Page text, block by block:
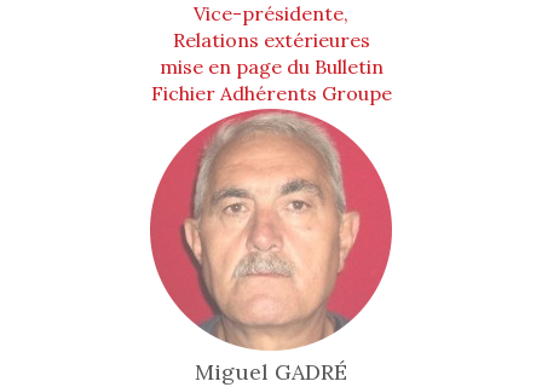
Vice-présidente,
Relations extérieures
mise en page du Bulletin
Fichier Adhérents Groupe
Animation
Miguel GADRÉ